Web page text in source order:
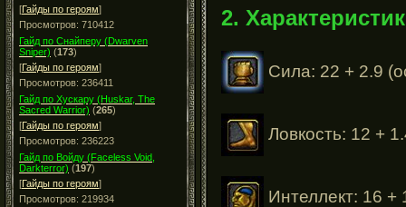
[Гайды по героям]
Просмотров: 710412
Гайд по Снайперу (Dwarven
Sniper) (173)
[Гайды по героям]
Просмотров: 236411
Гайд по Хускару (Huskar, The
Sacred Warrior) (265)
[Гайды по героям]
Просмотров: 236223
Гайд по Войду (Faceless Void,
Darkterror) (197)
[Гайды по героям]
Просмотров: 219934
2.
Сила: 22 + 2.9
Ловкость: 12 +
Интеллект: 16 +